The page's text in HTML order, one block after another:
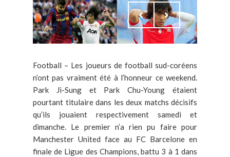
Football – Les joueurs de football sud-coréens
n’ont pas vraiment été à l’honneur ce weekend.
Park Ji-Sung et Park Chu-Young étaient
pourtant titulaire dans les deux matchs décisifs
qu’ils jouaient respectivement samedi et
dimanche. Le premier n’a rien pu faire pour
Manchester United face au FC Barcelone en
finale de Ligue des Champions, battu 3 à 1 dans